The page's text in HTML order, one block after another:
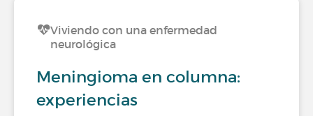
Viviendo con una enfermedad
neurológica
Meningioma en columna:
experiencias